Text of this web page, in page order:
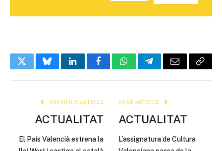
TwitterBlueskyLinkedInFacebookWhatsAppTelegramEmail Copy
PREVIOUS ARTICLE
ACTUALITAT
El País Valencià estrena la
NEXT ARTICLE
ACTUALITAT
L’assignatura de Cultura